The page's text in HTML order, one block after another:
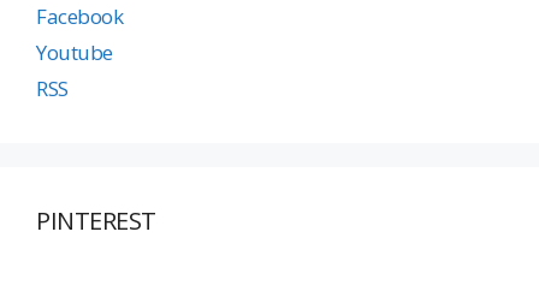
Facebook
Youtube
RSS
PINTEREST